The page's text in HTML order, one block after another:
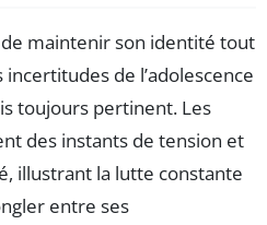
de maintenir son identité tout
de l’adolescence
toujours pertinent. Les
des instants de tension et
illustrant la lutte constante
entre ses